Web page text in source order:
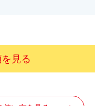
見る